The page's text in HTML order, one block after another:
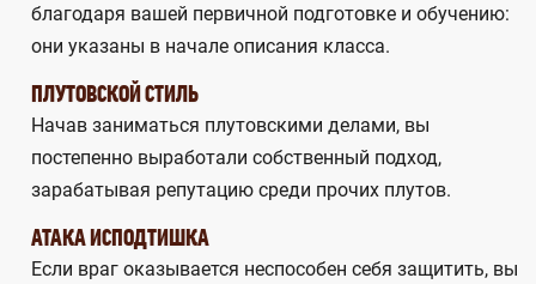
благодаря вашей первичной подготовке и обучению:
они указаны в начале описания класса.
ПЛУТОВСКОЙ СТИЛЬ
Начав заниматься плутовскими делами, вы
постепенно выработали собственный подход,
зарабатывая репутацию среди прочих плутов.
АТАКА ИСПОДТИШКА
Если враг оказывается неспособен себя защитить, вы